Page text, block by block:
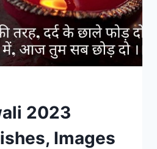
2023
Images